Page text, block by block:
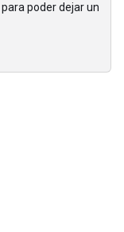
poder dejar un